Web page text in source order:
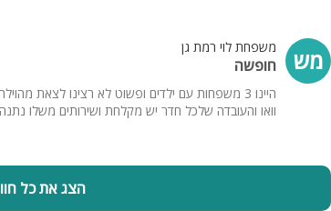
מש משפחת לוי רמת גן
חופשה
היינו 3 משפחות עם ילדים ופשוט לא רצינו
וואו והעובדה שלכל חדר יש מקלחת ושירותים משלו
הצג את כל